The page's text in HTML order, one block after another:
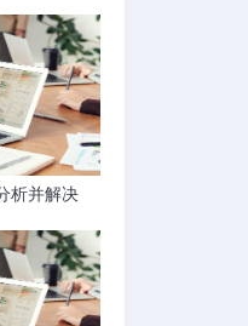
析并解决